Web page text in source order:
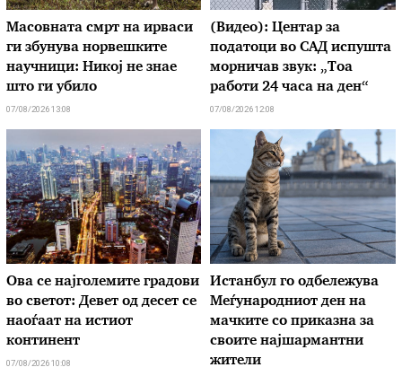
Масовната смрт на ирваси
ги збунува норвешките
научници: Никој не знае
што ги убило
07/08/2026 13:08
(Видео): Центар за
податоци во САД испушта
морничав звук: „Тоа
работи 24 часа на ден“
07/08/2026 12:08
Ова се најголемите градови
во светот: Девет од десет се
наоѓаат на истиот
континент
07/08/2026 10:08
Истанбул го одбележува
Меѓународниот ден на
мачките со приказна за
своите најшармантни
жители